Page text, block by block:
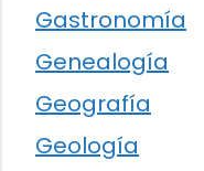
Gastronomía
Genealogía
Geografía
Geología